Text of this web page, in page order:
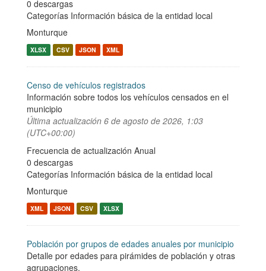
0 descargas
Categorías Información básica de la entidad local
Monturque
XLSX CSV JSON XML
Censo de vehículos registrados
Información sobre todos los vehículos censados en el
municipio
Última actualización 6 de agosto de 2026, 1:03
(UTC+00:00)
Frecuencia de actualización Anual
0 descargas
Categorías Información básica de la entidad local
Monturque
XML JSON CSV XLSX
Población por grupos de edades anuales por municipio
Detalle por edades para pirámides de población y otras
agrupaciones.